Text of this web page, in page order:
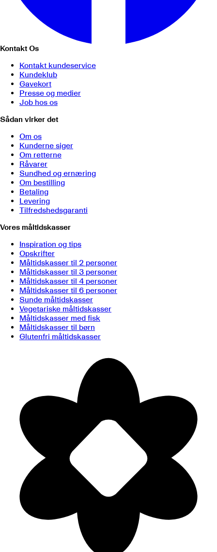
Kontakt Os
Kontakt kundeservice
Kundeklub
Gavekort
Presse og medier
Job hos os
Sådan virker det
Om os
Kunderne siger
Om retterne
Råvarer
Sundhed og ernæring
Om bestilling
Betaling
Levering
Tilfredshedsgaranti
Vores måltidskasser
Inspiration og tips
Opskrifter
Måltidskasser til 2 personer
Måltidskasser til 3 personer
Måltidskasser til 4 personer
Måltidskasser til 6 personer
Sunde måltidskasser
Vegetariske måltidskasser
Måltidskasser med fisk
Måltidskasser til børn
Glutenfri måltidskasser